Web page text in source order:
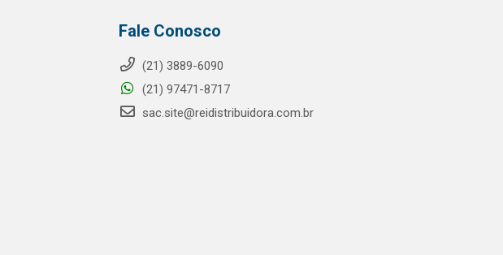
Fale Conosco
(21) 3889-6090
(21) 97471-8717
sac.site@reidistribuidora.com.br